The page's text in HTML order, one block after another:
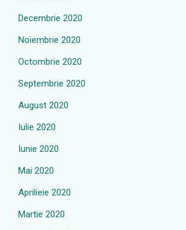
Decembrie 2020
Noiembrie 2020
Octombrie 2020
Septembrie 2020
August 2020
Iulie 2020
Iunie 2020
Mai 2020
Aprilieie 2020
Martie 2020